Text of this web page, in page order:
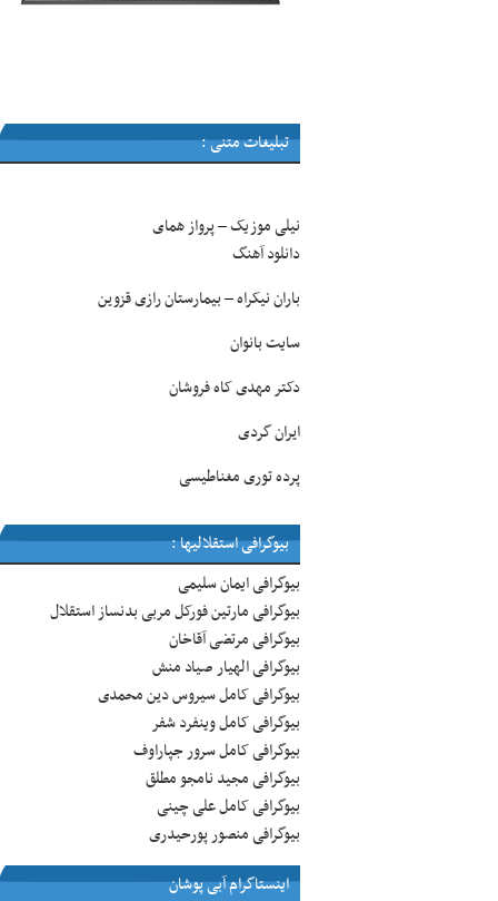
تبلیغات متنی :
نیلی موزیک–پرواز همای
دانلود آهنگ
باران نیکراه–بیمارستان رازی قزوین
سایت بانوان
دکتر مهدی کاه فروشان
ایران گردی
پرده توری مغناطیسی
بیوگرافی استقلالیها :
بیوگرافی ایمان سلیمی
بیوگرافی مارتین فورکل مربی بدنساز استقلال
بیوگرافی مرتضی آقاخان
بیوگرافی الهیار صیاد منش
بیوگرافی کامل سیروس دین محمدی
بیوگرافی کامل وینفرد شفر
بیوگرافی کامل سرور جپاراوف
بیوگرافی مجید نامجو مطلق
بیوگرافی کامل علی چینی
بیوگرافی منصور پورحیدری
اینستاگرام آبی پوشان